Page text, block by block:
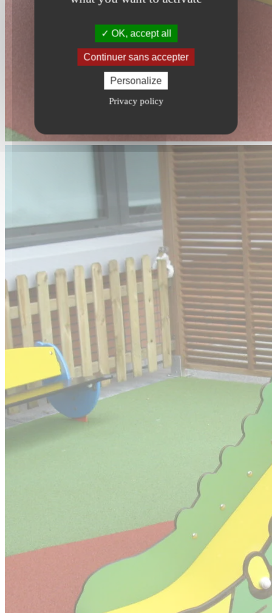
OK, accept all
Continuer sans accepter
Personalize
Privacy policy